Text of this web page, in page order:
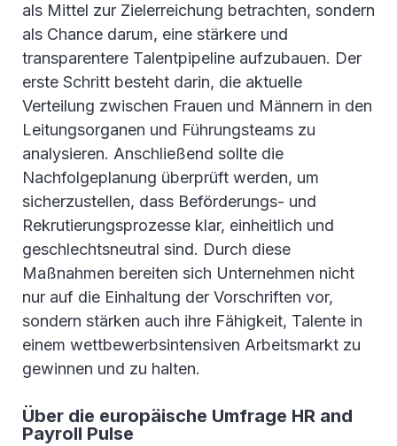
als Mittel zur Zielerreichung betrachten, sondern
als Chance darum, eine stärkere und
transparentere Talentpipeline aufzubauen. Der
erste Schritt besteht darin, die aktuelle
Verteilung zwischen Frauen und Männern in den
Leitungsorganen und Führungsteams zu
analysieren. Anschließend sollte die
Nachfolgeplanung überprüft werden, um
sicherzustellen, dass Beförderungs- und
Rekrutierungsprozesse klar, einheitlich und
geschlechtsneutral sind. Durch diese
Maßnahmen bereiten sich Unternehmen nicht
nur auf die Einhaltung der Vorschriften vor,
sondern stärken auch ihre Fähigkeit, Talente in
einem wettbewerbsintensiven Arbeitsmarkt zu
gewinnen und zu halten.
Über die europäische Umfrage HR and
Payroll Pulse